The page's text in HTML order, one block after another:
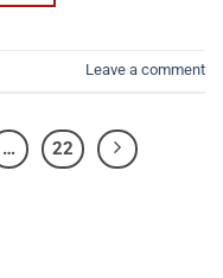
Leave a comment
… 22